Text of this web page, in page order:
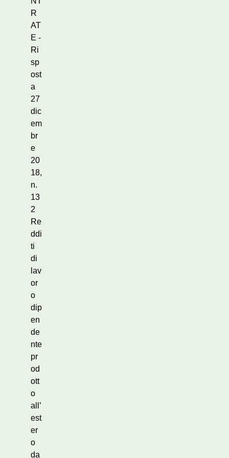
R
AT
E -
Ri
sp
ost
a
27
dic
em
br
e
20
18,
n.
13
2
Re
ddi
ti
di
lav
or
o
dip
en
de
nte
pr
od
ott
o
all’
est
er
o
da